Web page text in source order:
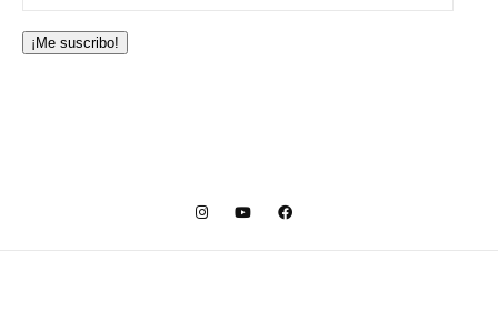
¡Me suscribo!